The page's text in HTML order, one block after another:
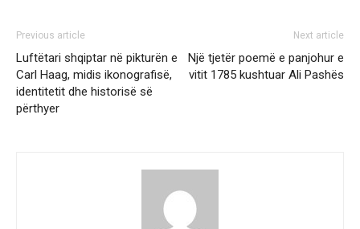
Previous article
Luftëtari shqiptar në pikturën e
Carl Haag, midis ikonografisë,
identitetit dhe historisë së
përthyer
Next article
Një tjetër poemë e panjohur e
vitit 1785 kushtuar Ali Pashës